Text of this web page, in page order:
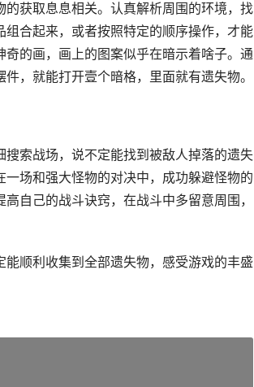
获取息息相关。认真解析周围的环境，找
合起来，或者按照特定的顺序操作，才能
的画，画上的图案似乎在暗示着啥子。通
，就能打开壹个暗格，里面就有遗失物。
索战场，说不定能找到被敌人掉落的遗失
场和强大怪物的对决中，成功躲避怪物的
自己的战斗诀窍，在战斗中多留意周围，
顺利收集到全部遗失物，感受游戏的丰盛